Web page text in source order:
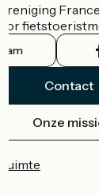
Contact
Onze
ruimte